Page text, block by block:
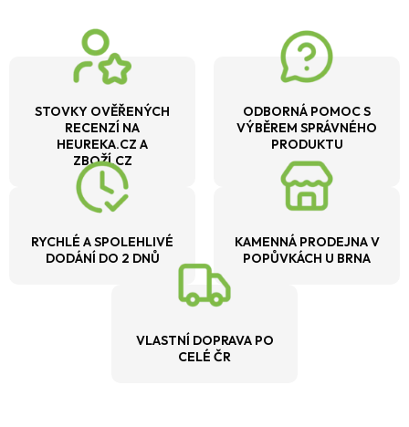
STOVKY OVĚŘENÝCH
RECENZÍ NA
HEUREKA.CZ A
ZBOŽÍ.CZ
ODBORNÁ POMOC S
VÝBĚREM SPRÁVNÉHO
PRODUKTU
RYCHLÉ A SPOLEHLIVÉ
DODÁNÍ DO 2 DNŮ
KAMENNÁ PRODEJNA V
POPŮVKÁCH U BRNA
VLASTNÍ DOPRAVA PO
CELÉ ČR